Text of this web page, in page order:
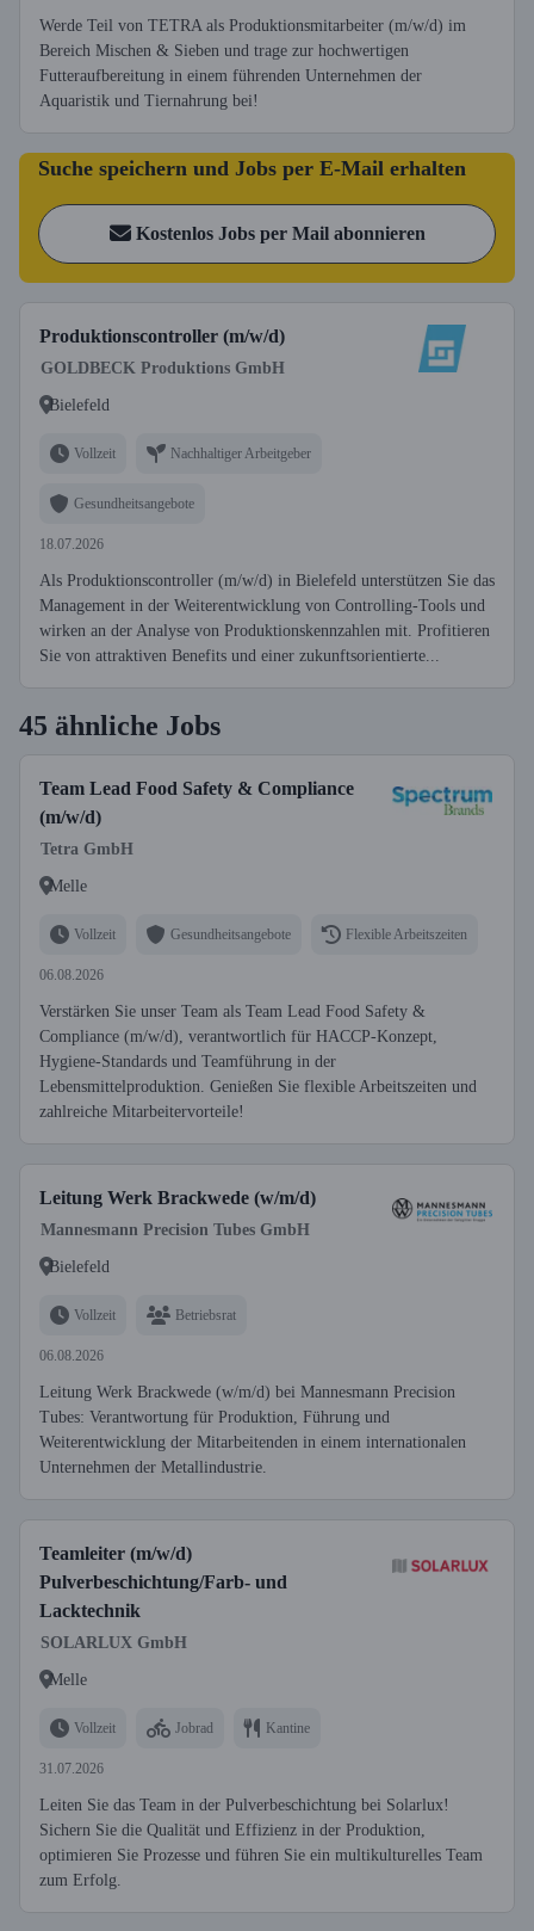
Werde Teil von TETRA als Produktionsmitarbeiter (m/w/d) im
Bereich Mischen & Sieben und trage zur hochwertigen
Futteraufbereitung in einem führenden Unternehmen der
Aquaristik und Tiernahrung bei!
Suche speichern und Jobs per E-Mail erhalten
Kostenlos Jobs per Mail abonnieren
Produktionscontroller (m/w/d)
GOLDBECK Produktions GmbH
Bielefeld
Vollzeit Nachhaltiger Arbeitgeber
Gesundheitsangebote
18.07.2026
Als Produktionscontroller (m/w/d) in Bielefeld unterstützen Sie das
Management in der Weiterentwicklung von Controlling-Tools und
wirken an der Analyse von Produktionskennzahlen mit. Profitieren
Sie von attraktiven Benefits und einer zukunftsorientierte...
45 ähnliche Jobs
Team Lead Food Safety & Compliance
(m/w/d)
Tetra GmbH
Melle
Vollzeit Gesundheitsangebote Flexible Arbeitszeiten
06.08.2026
Verstärken Sie unser Team als Team Lead Food Safety &
Compliance (m/w/d), verantwortlich für HACCP-Konzept,
Hygiene-Standards und Teamführung in der
Lebensmittelproduktion. Genießen Sie flexible Arbeitszeiten und
zahlreiche Mitarbeitervorteile!
Leitung Werk Brackwede (w/m/d)
Mannesmann Precision Tubes GmbH
Bielefeld
Vollzeit Betriebsrat
06.08.2026
Leitung Werk Brackwede (w/m/d) bei Mannesmann Precision
Tubes: Verantwortung für Produktion, Führung und
Weiterentwicklung der Mitarbeitenden in einem internationalen
Unternehmen der Metallindustrie.
Teamleiter (m/w/d)
Pulverbeschichtung/Farb- und
Lacktechnik
SOLARLUX GmbH
Melle
Vollzeit Jobrad Kantine
31.07.2026
Leiten Sie das Team in der Pulverbeschichtung bei Solarlux!
Sichern Sie die Qualität und Effizienz in der Produktion,
optimieren Sie Prozesse und führen Sie ein multikulturelles Team
zum Erfolg.